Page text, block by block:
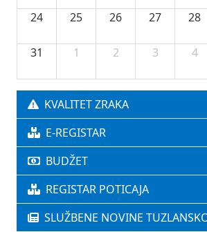
24 25 26 27 28
31 1 2 3 4
KVALITET ZRAKA
E-REGISTAR
BUDŽET
REGISTAR POTICAJA
SLUŽBENE NOVINE